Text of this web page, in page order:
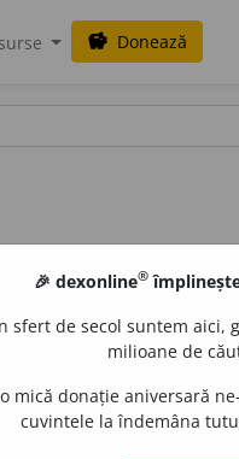
savings Donează
🎉 dexonline®
sfert de secol suntem aici,
milioane de
mică donație aniversară
cuvintele la îndemâna